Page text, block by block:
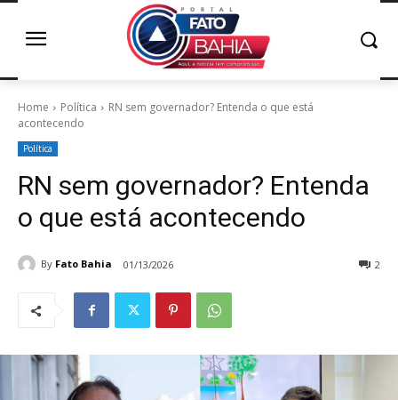
Home Política
RN sem governador? Entenda o que está
acontecendo
Política
RN sem governador? Entenda
o que está acontecendo
By Fato Bahia 01/13/2026 2